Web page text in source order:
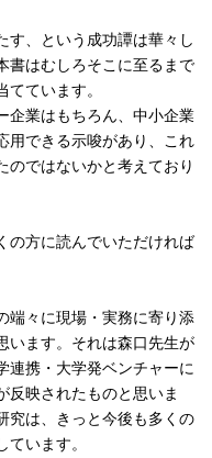
す、という成功譚は華々し
書はむしろそこに至るまで
ています。
企業はもちろん、中小企業
用できる示唆があり、これ
のではないかと考えており
の方に読んでいただければ
端々に現場・実務に寄り添
います。それは森口先生が
連携・大学発ベンチャーに
反映されたものと思いま
究は、きっと今後も多くの
います。